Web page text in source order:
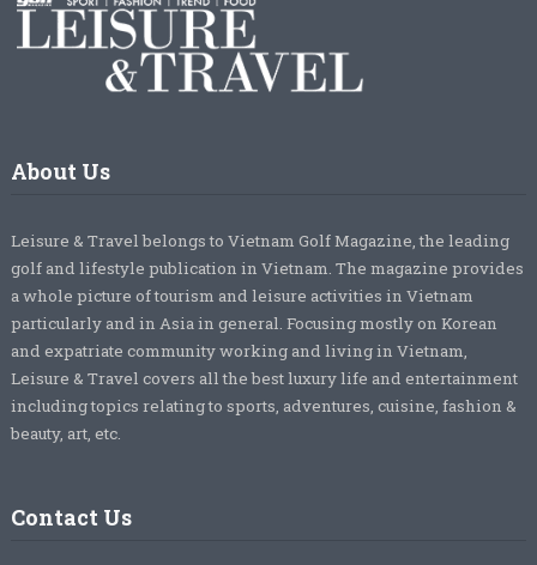
About Us
Leisure & Travel belongs to Vietnam Golf Magazine, the leading
golf and lifestyle publication in Vietnam. The magazine provides
a whole picture of tourism and leisure activities in Vietnam
particularly and in Asia in general. Focusing mostly on Korean
and expatriate community working and living in Vietnam,
Leisure & Travel covers all the best luxury life and entertainment
including topics relating to sports, adventures, cuisine, fashion &
beauty, art, etc.
Contact Us